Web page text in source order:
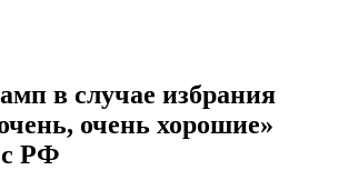
в случае избрания
очень хорошие»
РФ